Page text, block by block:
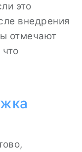
это
внедрения
отмечают